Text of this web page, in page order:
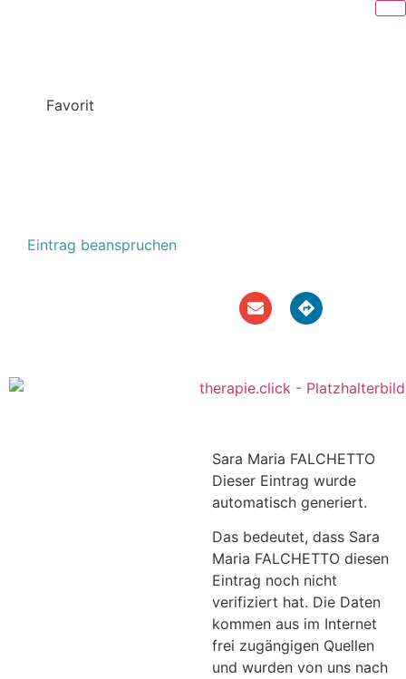
Favorit
Eintrag beanspruchen
Sara Maria FALCHETTO
Dieser Eintrag wurde
automatisch generiert.
Das bedeutet, dass Sara
Maria FALCHETTO diesen
Eintrag noch nicht
verifiziert hat. Die Daten
kommen aus im Internet
frei zugängigen Quellen
und wurden von uns nach